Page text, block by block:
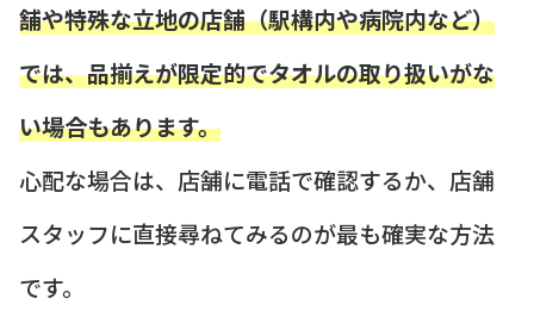
舗や特殊な立地の店舗（駅構内や病院内など）
では、品揃えが限定的でタオルの取り扱いがな
い場合もあります。
心配な場合は、店舗に電話で確認するか、店舗
スタッフに直接尋ねてみるのが最も確実な方法
です。